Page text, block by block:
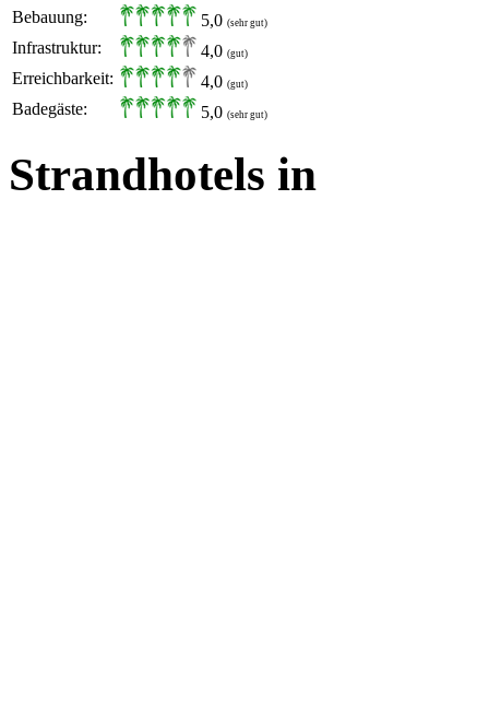
Bebauung: 5,0 (sehr gut)
Infrastruktur: 4,0 (gut)
Erreichbarkeit: 4,0 (gut)
Badegäste: 5,0 (sehr gut)
Strandhotels in